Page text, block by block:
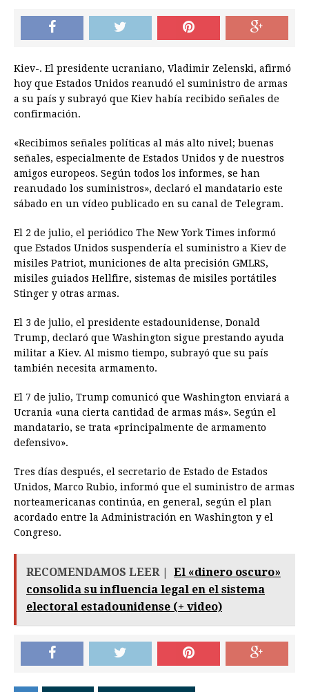
Kiev-. El presidente ucraniano, Vladimir Zelenski, afirmó
hoy que Estados Unidos reanudó el suministro de armas
a su país y subrayó que Kiev había recibido señales de
confirmación.
«Recibimos señales políticas al más alto nivel; buenas
señales, especialmente de Estados Unidos y de nuestros
amigos europeos. Según todos los informes, se han
reanudado los suministros», declaró el mandatario este
sábado en un vídeo publicado en su canal de Telegram.
El 2 de julio, el periódico The New York Times informó
que Estados Unidos suspendería el suministro a Kiev de
misiles Patriot, municiones de alta precisión GMLRS,
misiles guiados Hellfire, sistemas de misiles portátiles
Stinger y otras armas.
El 3 de julio, el presidente estadounidense, Donald
Trump, declaró que Washington sigue prestando ayuda
militar a Kiev. Al mismo tiempo, subrayó que su país
también necesita armamento.
El 7 de julio, Trump comunicó que Washington enviará a
Ucrania «una cierta cantidad de armas más». Según el
mandatario, se trata «principalmente de armamento
defensivo».
Tres días después, el secretario de Estado de Estados
Unidos, Marco Rubio, informó que el suministro de armas
norteamericanas continúa, en general, según el plan
acordado entre la Administración en Washington y el
Congreso.
RECOMENDAMOS LEER |
El «dinero oscuro»
consolida su influencia legal en el sistema
electoral estadounidense (+ video)